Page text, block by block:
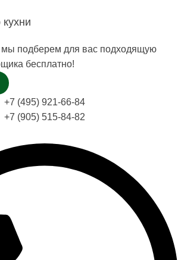
подберем для вас подходящую
бесплатно!
+7 (495) 921-66-84
+7 (905) 515-84-82